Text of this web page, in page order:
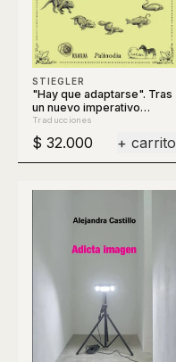
STIEGLER
"Hay que adaptarse". Tras
un nuevo imperativo
político
Traducciones
$ 32.000 + carrito